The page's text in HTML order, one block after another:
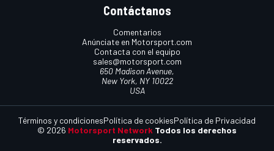
Contáctanos
Comentarios
Anúnciate en Motorsport.com
Contacta con el equipo
sales@motorsport.com
650 Madison Avenue,
New York, NY 10022
USA
© 2026 Motorsport Network Todos los derechos
reservados.
Términos y condicionesPolítica de cookiesPolítica de Privacidad